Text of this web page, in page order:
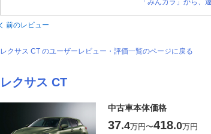
「みんカラ」から、
前のレビュー
レクサス CT のユーザーレビュー・評価一覧のページに戻る
レクサス CT
中古車本体価格
37.4万円〜418.0万円